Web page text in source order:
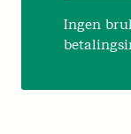
Ingen